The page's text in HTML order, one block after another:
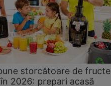
storcătoare de fructe
2026: prepari acasă